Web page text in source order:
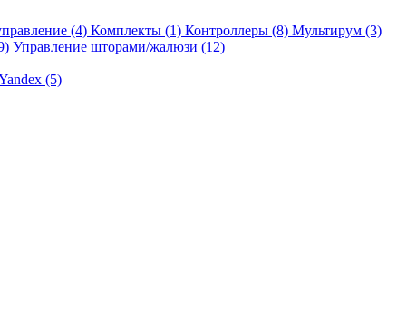
(4) Комплекты (1) Контроллеры (8) Мультирум (3)
Управление шторами/жалюзи (12)
(5)